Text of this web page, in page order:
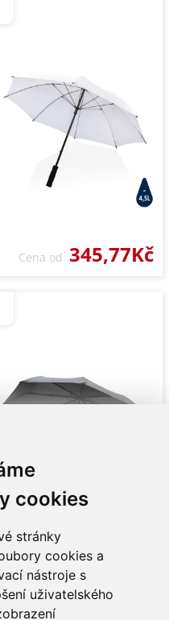
cookies
stránky
cookies a
nástroje s
uživatelského
Cena od 345,77Kč
Cena od258,32Kč